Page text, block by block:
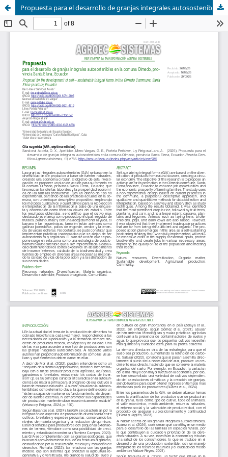
Propuesta para el desarrollo de granjas integrales autosostenibles en la comuna Olmedo, provincia Santa Elena, Ecuador.